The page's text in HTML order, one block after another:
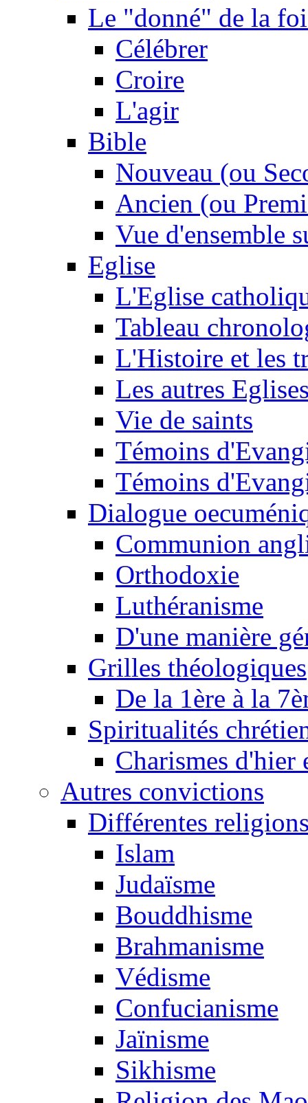
Le "donné" de la
Célébrer
Croire
L'agir
Bible
Nouveau (ou
Ancien (ou
Vue d'ensemble
Eglise
L'Eglise
Tableau
L'Histoire et les
Les autres
Vie de saints
Témoins
Témoins
Dialogue
Communion
Orthodoxie
Luthéranisme
D'une manière
Grilles théologiques
De la 1ère à la
Spiritualités
Charismes
Autres convictions
Différentes
Islam
Judaïsme
Bouddhisme
Brahmanisme
Védisme
Confucianisme
Jaïnisme
Sikhisme